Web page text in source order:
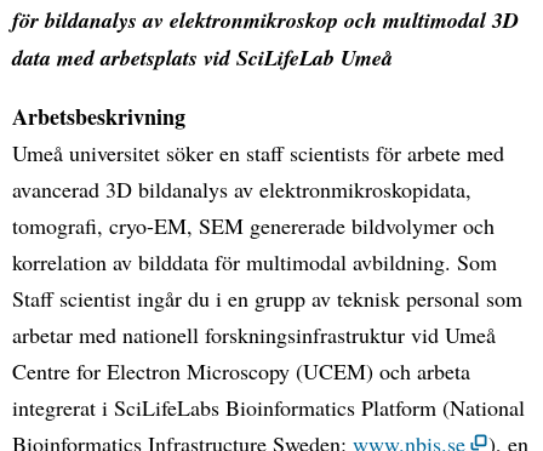
för bildanalys av elektronmikroskop och multimodal 3D
data med arbetsplats vid SciLifeLab Umeå
Arbetsbeskrivning
Umeå universitet söker en staff scientists för arbete med
avancerad 3D bildanalys av elektronmikroskopidata,
tomografi, cryo-EM, SEM genererade bildvolymer och
korrelation av bilddata för multimodal avbildning. Som
Staff scientist ingår du i en grupp av teknisk personal som
arbetar med nationell forskningsinfrastruktur vid Umeå
Centre for Electron Microscopy (UCEM) och arbeta
integrerat i SciLifeLabs Bioinformatics Platform (National
Bioinformatics Infrastructure Sweden: www.nbis.se
), en